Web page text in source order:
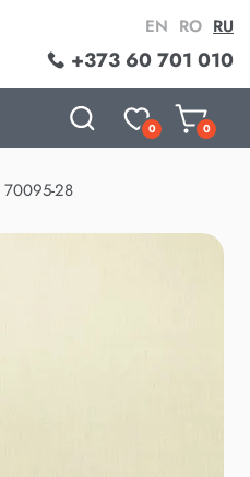
+373 60 701 010
EN RO RU
0 0
70095-28